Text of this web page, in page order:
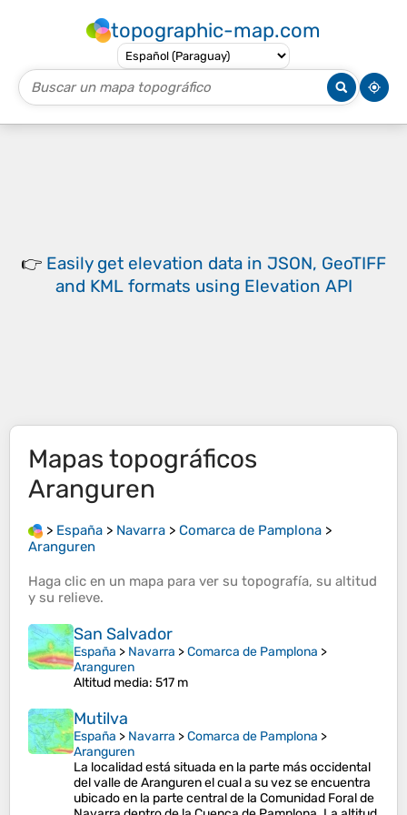
topographic-map.com
👉 Easily get elevation data in JSON, GeoTIFF
and KML formats using Elevation API
Mapas topográficos
Aranguren
> España > Navarra > Comarca de Pamplona >
Aranguren
Haga clic en un mapa para ver su topografía, su altitud
y su relieve.
San Salvador
España > Navarra >Comarca de Pamplona >
Aranguren
Altitud media: 517 m
Mutilva
España > Navarra >Comarca de Pamplona >
Aranguren
La localidad está situada en la parte más occidental
del valle de Aranguren el cual a su vez se encuentra
ubicado en la parte central de la Comunidad Foral de